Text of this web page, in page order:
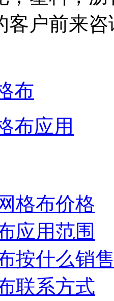
客户前来
布
布应用
格布价格
应用范围
按什么销
联系方式